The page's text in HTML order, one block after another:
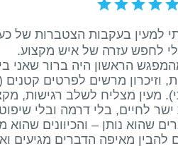
למעין בעקבות הצטברות של
הראשון היה ברור שאני
וזיכרון מרשים לפרטים
מעין מצליח לשלב רגישות,
שהוא נותן – והכיוונים